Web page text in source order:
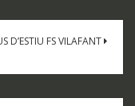
D’ESTIU FS VILAFANT